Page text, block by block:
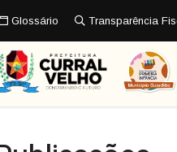
Glossário Transparência